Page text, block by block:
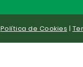
Política de Cookies |